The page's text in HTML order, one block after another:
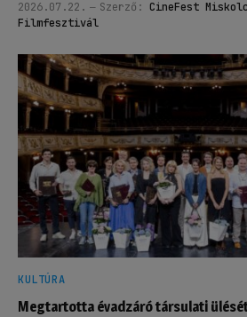
2026.07.22. Szerző: CineFest
Filmfesztivál
KULTÚRA
Megtartotta évadzáró társulati